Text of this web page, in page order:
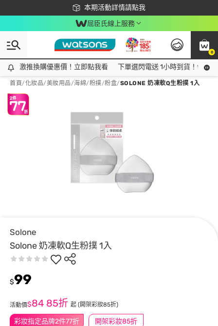
本期活動詳情請點我
下載app最高回饋$350
屈臣氏線上服務
0
激推換購優惠價！立即點我看
激推換購優惠價！立即點我看 下單選閃電送 1小時到貨！領神
首頁/化妝品/美妝用品/海綿/粉撲/粉盒/SOLONE 奶凍軟Q生粉撲 1入
Solone
Solone 奶凍軟Q生粉撲 1入
彩妝指定品牌2件77折 開架彩妝85折
$99
活動價$84 85折 起 (開架彩妝85折)